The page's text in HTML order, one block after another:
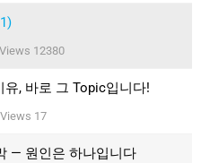
Views 12380
, 바로 그 Topic입니다!
Views 17
— 원인은 하나입니다